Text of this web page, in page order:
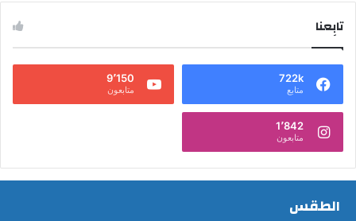
تابِعنا
722k
متابع
9٬150
متابعون
1٬842
متابعون
الطقس